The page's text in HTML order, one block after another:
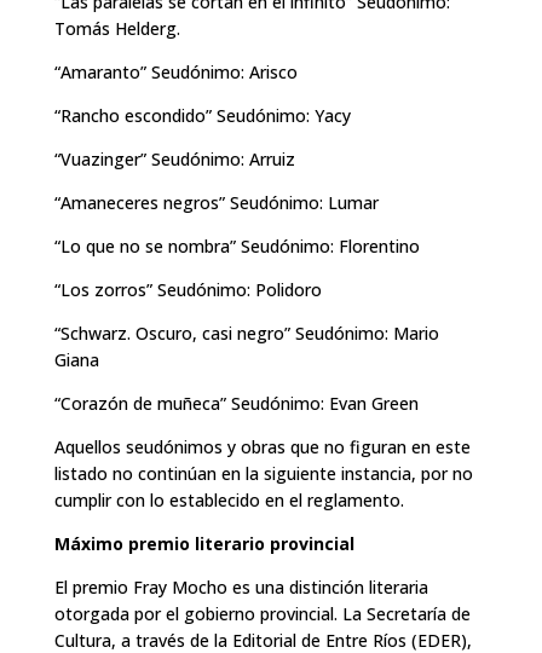
Tomás Helderg.
“Amaranto” Seudónimo: Arisco
“Rancho escondido” Seudónimo: Yacy
“Vuazinger” Seudónimo: Arruiz
“Amaneceres negros” Seudónimo: Lumar
“Lo que no se nombra” Seudónimo: Florentino
“Los zorros” Seudónimo: Polidoro
“Schwarz. Oscuro, casi negro” Seudónimo: Mario
Giana
“Corazón de muñeca” Seudónimo: Evan Green
Aquellos seudónimos y obras que no figuran en este
listado no continúan en la siguiente instancia, por no
cumplir con lo establecido en el reglamento.
Máximo premio literario provincial
El premio Fray Mocho es una distinción literaria
otorgada por el gobierno provincial. La Secretaría de
Cultura, a través de la Editorial de Entre Ríos (EDER),